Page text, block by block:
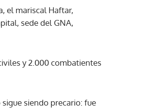
el mariscal Haftar,
sede del GNA,
y 2.000 combatientes
siendo precario: fue